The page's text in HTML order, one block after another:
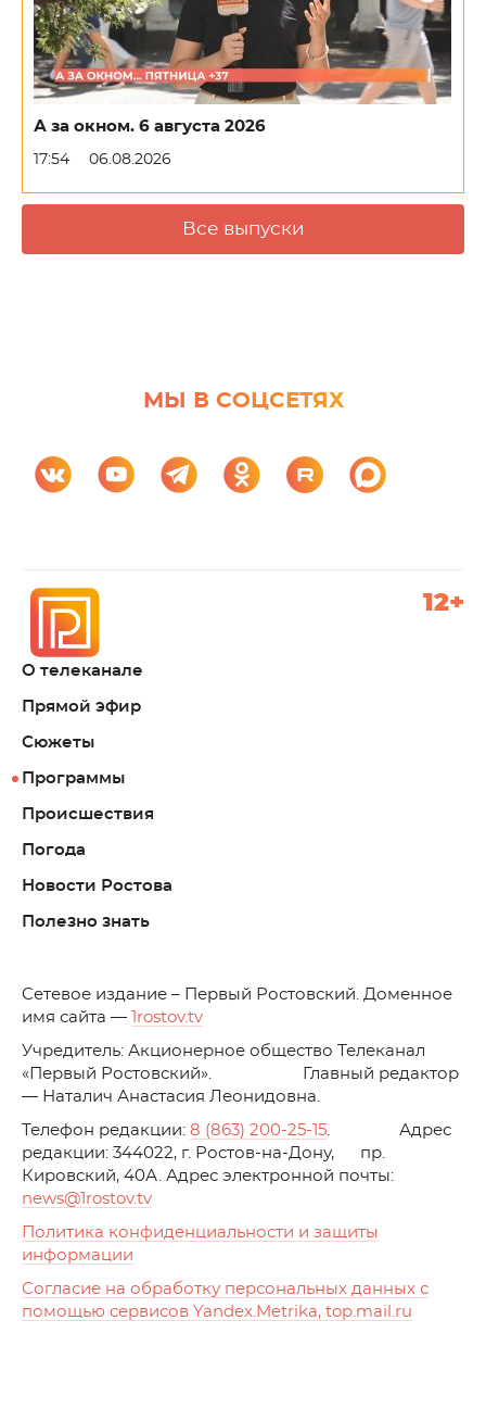
А за окном. 6 августа 2026
17:54 06.08.2026
Все выпуски
МЫ В СОЦСЕТЯХ
О телеканале
Прямой эфир
Сюжеты
Программы
Происшествия
Погода
Новости Ростова
Полезно знать
12+
Cетевое издание – Первый Ростовский. Доменное
имя сайта —
1rostov.tv
Учредитель: Акционерное общество Телеканал
«Первый Ростовский». Главный редактор
— Наталич Анастасия Леонидовна.
Телефон редакции: 8 (863) 200-25-15. Адрес
редакции: 344022, г. Ростов-на-Дону, пр.
Кировский, 40А. Адрес электронной почты:
news@1rostov.tv
Политика конфиденциальности и защиты
информации
Согласие на обработку персональных данных с
помощью сервисов Yandex.Metrika, top.mail.ru